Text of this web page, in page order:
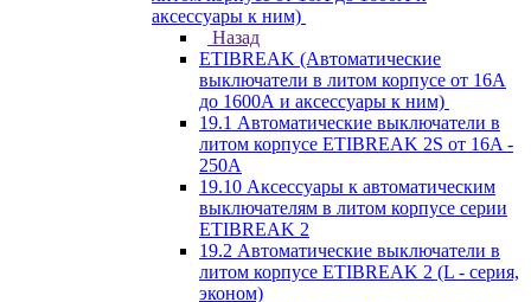
аксессуары к ним)
Назад
ETIBREAK (Автоматические
выключатели в литом корпусе от 16А
до 1600А и аксессуары к ним)
19.1 Автоматические выключатели в
литом корпусе ETIBREAK 2S от 16A -
250A
19.10 Аксессуары к автоматическим
выключателям в литом корпусе серии
ETIBREAK 2
19.2 Автоматические выключатели в
литом корпусе ETIBREAK 2 (L - серия,
эконом)